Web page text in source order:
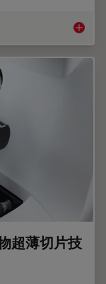
"Waffle
超薄切片技